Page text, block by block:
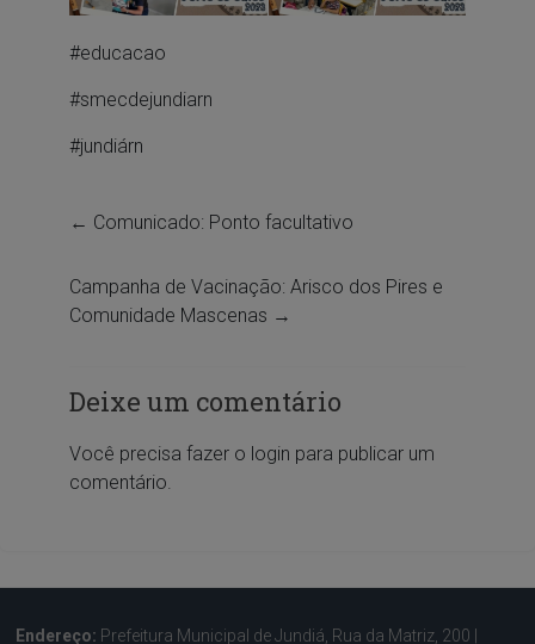
#educacao
#smecdejundiarn
#jundiárn
← Comunicado: Ponto facultativo
Campanha de Vacinação: Arisco dos Pires e
Comunidade Mascenas →
Deixe um comentário
Você precisa fazer o login para publicar um
comentário.
Endereço: Prefeitura Municipal de Jundiá, Rua da Matriz, 200 |